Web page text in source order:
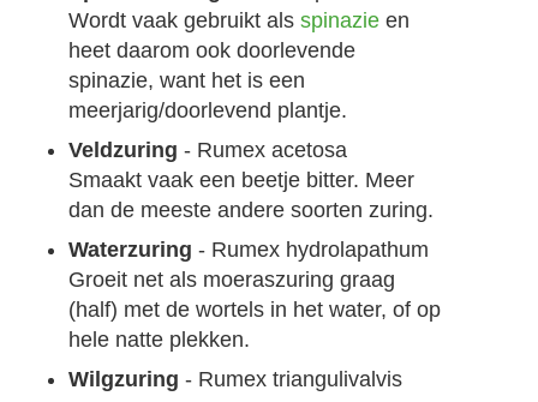
Wordt vaak gebruikt als spinazie en
heet daarom ook doorlevende
spinazie, want het is een
meerjarig/doorlevend plantje.
Veldzuring - Rumex acetosa
Smaakt vaak een beetje bitter. Meer
dan de meeste andere soorten zuring.
Waterzuring - Rumex hydrolapathum
Groeit net als moeraszuring graag
(half) met de wortels in het water, of op
hele natte plekken.
Wilgzuring - Rumex triangulivalvis